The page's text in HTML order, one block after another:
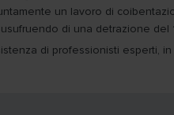
un lavoro di
di una detrazione
di professionisti esperti,